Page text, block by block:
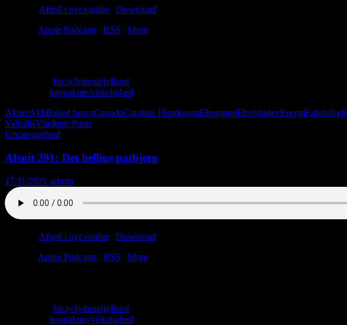
Afspil i nyt vindue Download
Apple Podcasts RSS
More
bit.ly/lydenafjylland
paypal.me/virkelighed
AktierAldiBaked beansCanadaCaroline HendersonElregningElselskaberEnergiFalafel
ValhallaVladimir Putin
Uncategorized
Afsnit 291: Det hellige patbjerg
17/11/2021 admin
Afspil i nyt vindue Download
Apple Podcasts RSS
More
bit.ly/lydenafjylland
paypal.me/virkelighed